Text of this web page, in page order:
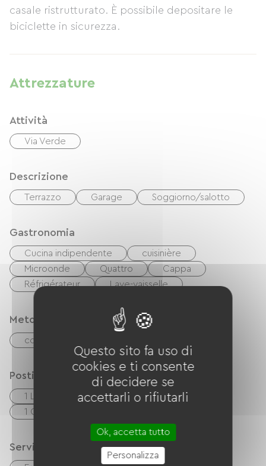
casale ristrutturato. È possibile depositare le
biciclette in sicurezza.
Attrezzature
Attività
Via Verde
Descrizione
Terrazzo Garage Soggiorno/salotto
Gastronomia
Cucina indipendente
cuisinière
Microonde
Quattro
Cappa
Réfrigérateur
Lave-vaisselle
Metodi di pagamento
contanti
Posti letto
1 Lits 140cm
2 Lits 90cm
1 Canapés convertibles
Servizi
Questo sito fa uso di
cookies e ti consente
di decidere se
accettarli o rifiutarli
Ok, accetta tutto
Personalizza